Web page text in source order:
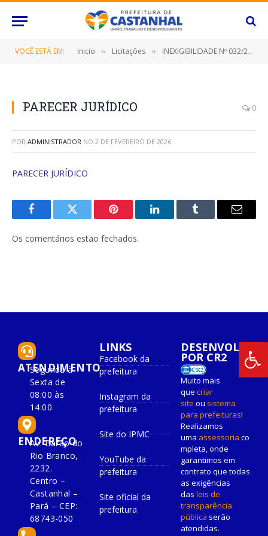
VOCÊ ESTÁ EM: Inicio » Licitações » INEXIGIBILIDADE Nº 032/2021 (PRESTAÇÃO DE SERVIÇOS DE IMPLANTAÇÃO, LICENCIAMENTO, MANUTENÇÃO, TREINAMENTOS, ATENDIMENTO ONLINE E PRESENCIAL DE SISTEMA GEP GESTÃO ESCOLAR)
PARECER JURÍDICO 0
POR ADMINISTRADOR NO 2 DE FEVEREIRO DE 2026
PARECER JURÍDICO
FacebookTwitter Pinterest O
Tumblr
E-
Os comentários estão fechados.
ATENDIMENTO
Segunda à
Sexta de
08:00 às
14:00
ENDEREÇO
Av. Barão do
Rio Branco,
2232.
Centro –
Castanhal –
Pará – CEP:
68743-050
LINKS
Facebook da
prefeitura
Instagram da
prefeitura
Site do IPMC
YouTube da
prefeitura
Site oficial da
prefeitura
DESENVOLVIDO
POR CR2
Muito mais
que criar
site ou sistema
para prefeituras!
Realizamos
uma assessoria co
mpleta, onde
garantimos em
contrato que todas
as exigências
das leis de
transparência
pública serão
atendidas.